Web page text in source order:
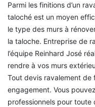
Parmi les finitions d’un
taloché est un moyen
le type des murs à
la taloche. Entreprise de
l’équipe Reinhard José
rendre à vos murs
Tout devis ravalement
engagement. Vous
professionnels pour